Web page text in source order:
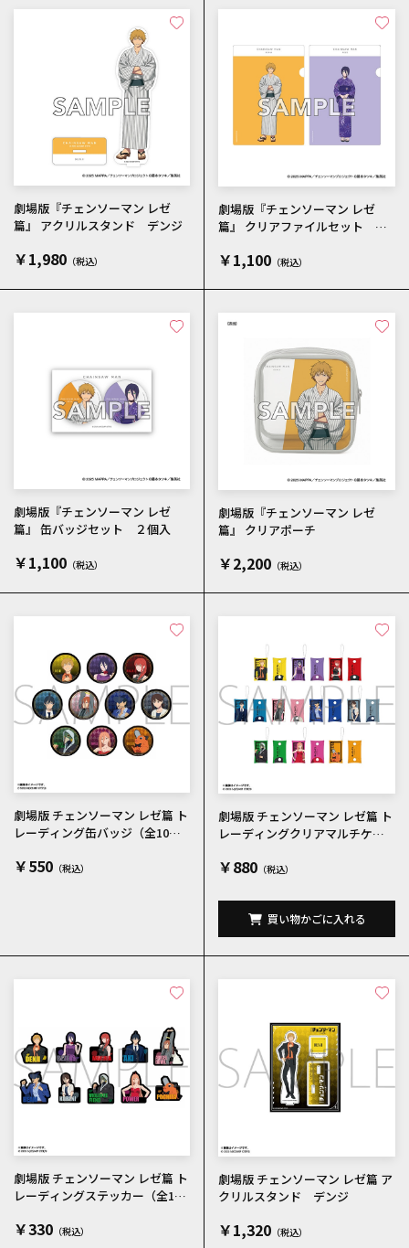
劇場版『チェンソーマン レゼ
篇』 アクリルスタンド デンジ
￥1,980
劇場版『チェンソーマン レゼ
篇』 クリアファイルセット ２
￥1,100
劇場版『チェンソーマン レゼ
篇』 缶バッジセット ２個入
￥1,100
劇場版『チェンソーマン レゼ
篇』 クリアポーチ
￥2,200
劇場版 チェンソーマン レゼ篇 ト
レーディング缶バッジ（全10
￥550
劇場版 チェンソーマン レゼ篇 ト
レーディングクリアマルチケー
￥880
買い物かごに入れる
劇場版 チェンソーマン レゼ篇 ト
レーディングステッカー（全10
￥330
劇場版 チェンソーマン レゼ篇 ア
クリルスタンド デンジ
￥1,320